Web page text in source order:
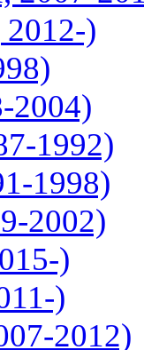
2012-)
2004)
1992)
1998)
2002)
)
)
2012)